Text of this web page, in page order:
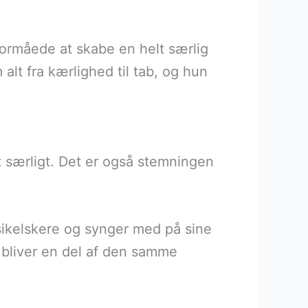
at skabe en helt særlig
alt fra kærlighed til tab, og hun
Det er også stemningen
og synger med på sine
en del af den samme